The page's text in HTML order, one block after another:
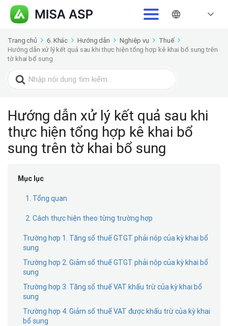
Trang chủ 6. Khác Hướng dẫn Nghiệp vụ
Thuế
Hướng dẫn xử lý kết quả sau khi thực hiện tổng hợp kê khai bổ sung trên
tờ khai bổ sung
Search
for:
Hướng dẫn xử lý kết quả sau khi
thực hiện tổng hợp kê khai bổ
sung trên tờ khai bổ sung
Mục lục
1. Tổng quan
2. Cách thực hiện theo từng trường hợp
Trường hợp 1. Tăng số thuế GTGT phải nộp của kỳ khai bổ
sung
Trường hợp 2. Giảm số thuế GTGT phải nộp của kỳ khai bổ
sung
Trường hợp 3. Tăng số thuế VAT khấu trừ của kỳ khai bổ
sung
Trường hợp 4. Giảm số thuế VAT được khấu trừ của kỳ khai
bổ sung